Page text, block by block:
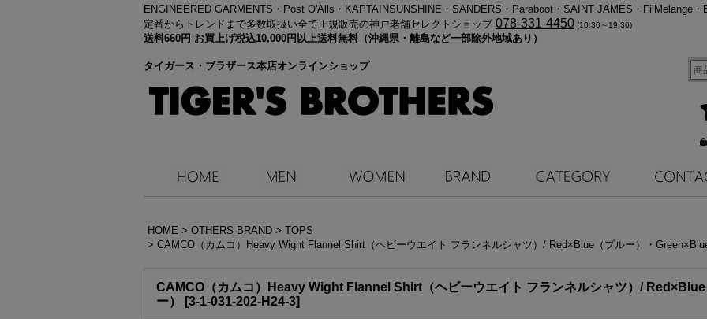
ENGINEERED GARMENTS・ Post O'Alls・KAPTAINSUNSHINE・SANDERS・Paraboot・SAINT JAMES・FilMelange・
定番からトレンドまで多数取扱い全て正規販売の神戸老舗セレクトショップ 078-331-4450 (10:30～19:30)
送料660円 お買上げ税込10,000円以上送料無料（沖縄県・離島など一部除外地域あり）
タイガース・ブラザース本店オンラインショップ
HOME > OTHERS BRAND > TOPS
> CAMCO（カムコ）Heavy Wight Flannel Shirt（ヘビーウエイト フランネルシャツ）/ Red×Blue（ブルー）・
CAMCO（カムコ）Heavy Wight Flannel Shirt（ヘビーウエイト フランネルシャツ）/
ー）
[3-1-031-202-H24-3]